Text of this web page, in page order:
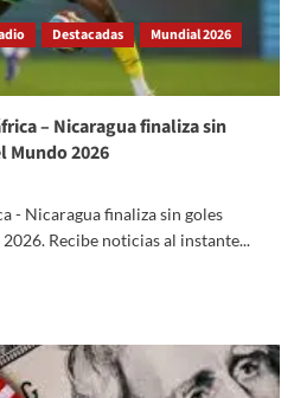
Destacadas
Mundial 2026
– Nicaragua finaliza sin
Mundo 2026
- Nicaragua finaliza sin goles
Recibe noticias al instante...